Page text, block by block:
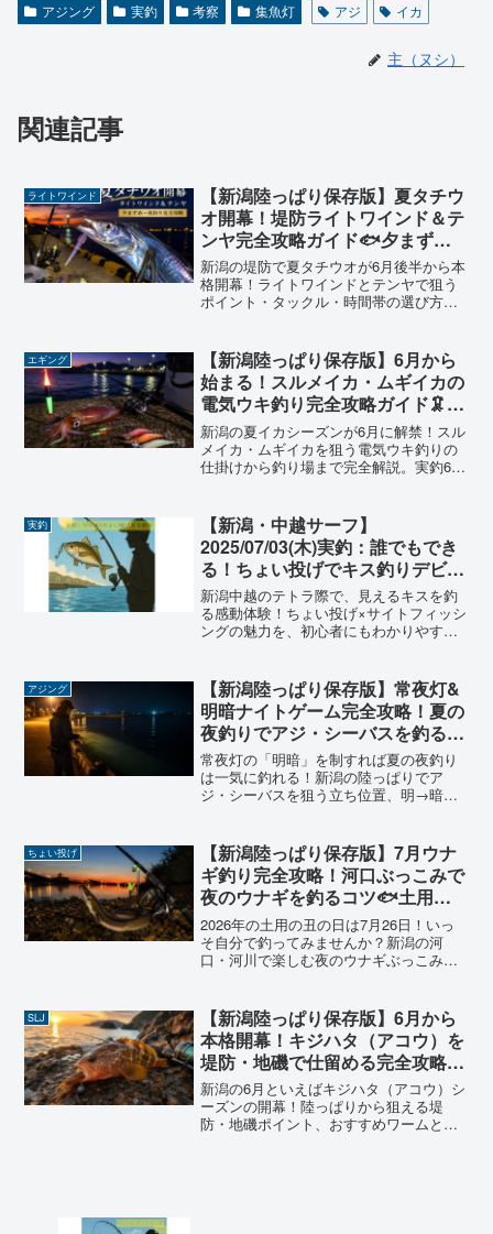
アジング 実釣 考察 集魚灯 アジ イカ
主（ヌシ）
関連記事
ライトワインド
【新潟陸っぱり保存版】夏タチウ
オ開幕！堤防ライトワインド＆テ
ンヤ完全攻略ガイド🐟夕まず
め〜夜釣りで銀色の刃を手繰り寄
せるコツ【2026年版】
新潟の堤防で夏タチウオが6月後半から本
格開幕！ライトワインドとテンヤで狙う
ポイント・タックル・時間帯の選び方
すべて公開します。
エギング
【新潟陸っぱり保存版】6月から
始まる！スルメイカ・ムギイカの
電気ウキ釣り完全攻略ガイド🦑夜
釣りで数十杯を狙う
新潟の夏イカシーズンが6月に解禁！スル
メイカ・ムギイカを狙う電気ウキ釣りの
仕掛けから釣り場まで完全解説。実釣6年
実釣
【新潟・中越サーフ】
2025/07/03(木)実釣：誰でもでき
る！ちょい投げでキス釣りデビュ
ー｜見える魚を釣る「サイトフィ
ッシング」の楽しさとは？
新潟中越のテトラ際で、見えるキスを釣
る感動体験！ちょい投げ×サイトフィッシ
ングの魅力を、初心者にもわかりやすく
アジング
【新潟陸っぱり保存版】常夜灯&
明暗ナイトゲーム完全攻略！夏の
夜釣りでアジ・シーバスを釣る明
暗の使い方🌙【2026年版】
常夜灯の「明暗」を制すれば夏の夜釣り
は一気に釣れる！新潟の陸っぱりでア
ジ・シーバスを狙う立ち位置、明→暗の
解説。今夜の堤防ですぐ試せる保存版ガ
イドです🌙
ちょい投げ
【新潟陸っぱり保存版】7月ウナ
ギ釣り完全攻略！河口ぶっこみで
夜のウナギを釣るコツ🐟土用の
丑は自分で【2026年版】
2026年の土用の丑の日は7月26日！いっ
そ自分で釣ってみませんか？新潟の河
口・河川で楽しむ夜のウナギぶっこみ釣
説。初心者でも今夜から狙えるコツをま
とめました。
SLJ
【新潟陸っぱり保存版】6月から
本格開幕！キジハタ（アコウ）を
堤防・地磯で仕留める完全攻略ガ
イド🎣
新潟の6月といえばキジハタ（アコウ）シ
ーズンの開幕！陸っぱりから狙える堤
防・地磯ポイント、おすすめワームとタ